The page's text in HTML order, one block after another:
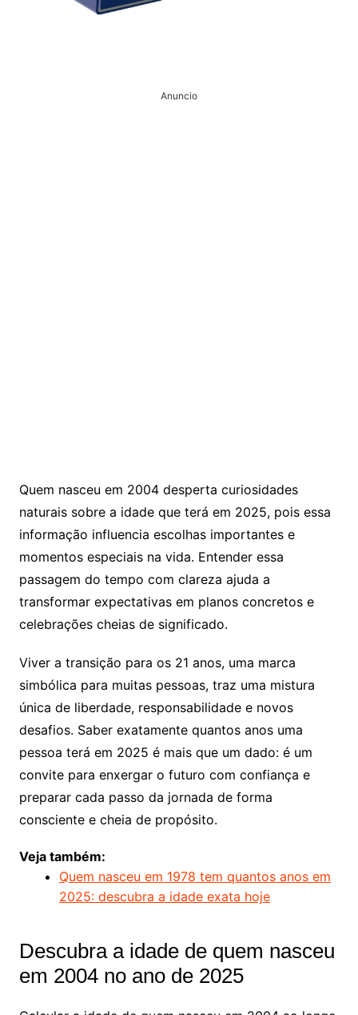
Anuncio
Quem nasceu em 2004 desperta curiosidades
naturais sobre a idade que terá em 2025, pois essa
informação influencia escolhas importantes e
momentos especiais na vida. Entender essa
passagem do tempo com clareza ajuda a
transformar expectativas em planos concretos e
celebrações cheias de significado.
Viver a transição para os 21 anos, uma marca
simbólica para muitas pessoas, traz uma mistura
única de liberdade, responsabilidade e novos
desafios. Saber exatamente quantos anos uma
pessoa terá em 2025 é mais que um dado: é um
convite para enxergar o futuro com confiança e
preparar cada passo da jornada de forma
consciente e cheia de propósito.
Veja também:
Quem nasceu em 1978 tem quantos anos em
2025: descubra a idade exata hoje
Descubra a idade de quem nasceu
em 2004 no ano de 2025